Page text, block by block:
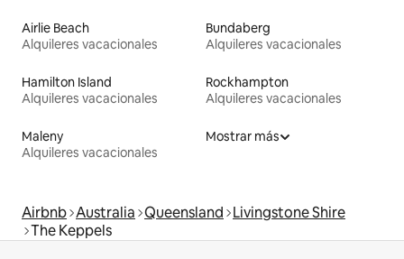
Airlie Beach
Alquileres vacacionales
Bundaberg
Alquileres vacacionales
Hamilton Island
Alquileres vacacionales
Rockhampton
Alquileres vacacionales
Maleny
Alquileres vacacionales
Mostrar más
Airbnb Australia Queensland Livingstone Shire
The Keppels